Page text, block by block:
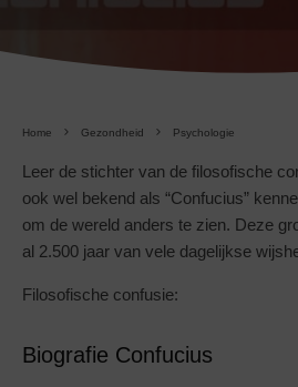
Home Gezondheid Psychologie
Leer de stichter van de filosofische
ook wel bekend als “Confucius”
om de wereld anders te zien. Deze
al 2.500 jaar van vele dagelijkse
Filosofische confusie:
Biografie Confucius